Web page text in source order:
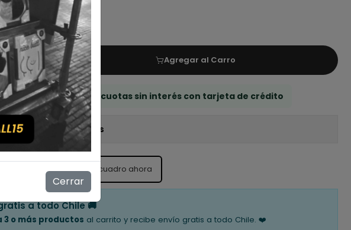
Sin Marco
Agregar al Carro
ahora y paga en 3 cuotas sin interés con tarjeta de crédito
stock de ubicaciones
están viendo este cuadro ahora
a todo Chile 🚚
3 o más productos al carrito y recibe envío gratis a todo Chile. ❤️
Cerrar